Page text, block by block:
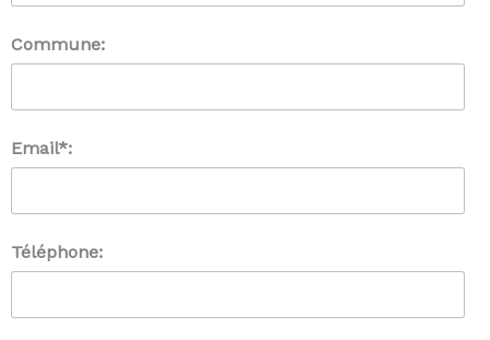
Commune:
Email*:
Téléphone: